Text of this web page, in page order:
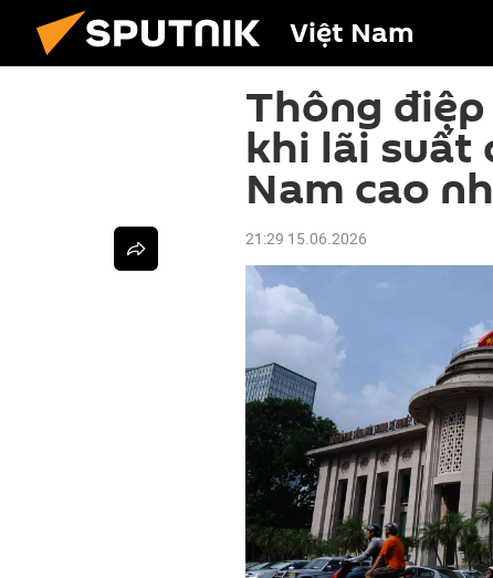
Việt Nam
Thông
khi lãi suất
Nam cao
21:29 15.06.2026